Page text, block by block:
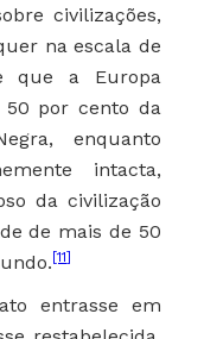
civilizações,
na escala de
que a Europa
50 por cento da
enquanto
intacta,
da civilização
de mais de 50
[11]
entrasse em